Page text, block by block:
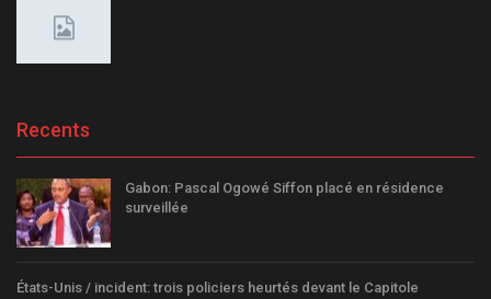
Recents
Gabon: Pascal Ogowé Siffon placé en résidence
surveillée
États-Unis / incident: trois policiers heurtés devant le Capitole